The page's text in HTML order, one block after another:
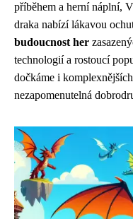
příběhem a herní náplní,
draka nabízí lákavou
budoucnost her
technologií a rostoucí
dočkáme i
nezapomenutelná